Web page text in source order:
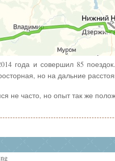
года и совершил 85
но на дальние
не часто, но опыт так же